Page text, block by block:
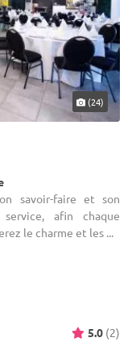
(24)
savoir-faire et son
afin chaque
le charme et les ...
5.0 (2)